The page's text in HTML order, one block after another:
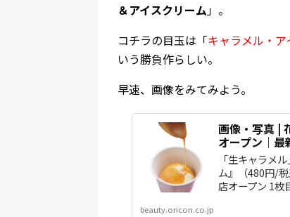
＆アイスクリーム」。
コチラの目玉は「キャラメル・
いう勝負作らしい。
早速、画像をみてみよう。
画像・写真 |
オープン｜最
「生キャラメ
ム』（480円/
店オープン 1枚
beauty.oricon.co.jp